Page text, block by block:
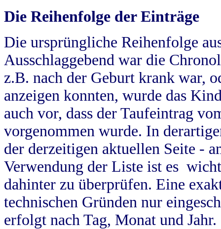
Die Reihenfolge der Einträge
Die ursprüngliche Reihenfolge
Ausschlaggebend war die
z.B. nach der Geburt krank war,
anzeigen konnten, wurde das
auch vor, dass der Taufeintrag
vorgenommen wurde. In
der derzeitigen aktuellen Seite -
Verwendung der Liste ist es
dahinter zu überprüfen. Eine
technischen Gründen nur
erfolgt nach Tag, Monat und Jahr.